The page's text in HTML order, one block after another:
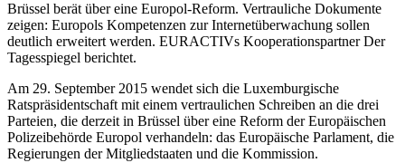
Brüssel berät über eine Europol-Reform. Vertrauliche Dokumente
zeigen: Europols Kompetenzen zur Internetüberwachung sollen
deutlich erweitert werden. EURACTIVs Kooperationspartner Der
Tagesspiegel berichtet.
Am 29. September 2015 wendet sich die Luxemburgische
Ratspräsidentschaft mit einem vertraulichen Schreiben an die drei
Parteien, die derzeit in Brüssel über eine Reform der Europäischen
Polizeibehörde Europol verhandeln: das Europäische Parlament, die
Regierungen der Mitgliedstaaten und die Kommission.